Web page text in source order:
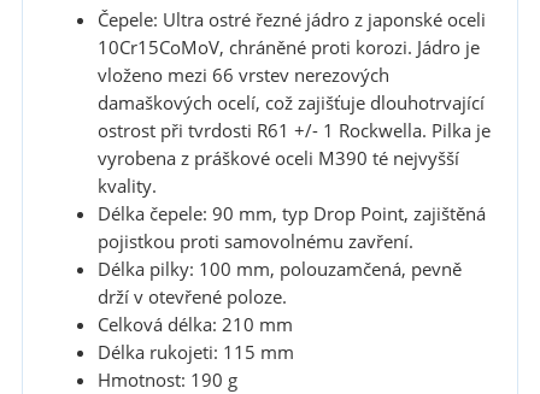
Čepele: Ultra ostré řezné jádro z japonské oceli
10Cr15CoMoV, chráněné proti korozi. Jádro je
vloženo mezi 66 vrstev nerezových
damaškových ocelí, což zajišťuje dlouhotrvající
ostrost při tvrdosti R61 +/- 1 Rockwella. Pilka je
vyrobena z práškové oceli M390 té nejvyšší
kvality.
Délka čepele: 90 mm, typ Drop Point, zajištěná
pojistkou proti samovolnému zavření.
Délka pilky: 100 mm, polouzamčená, pevně
drží v otevřené poloze.
Celková délka: 210 mm
Délka rukojeti: 115 mm
Hmotnost: 190 g